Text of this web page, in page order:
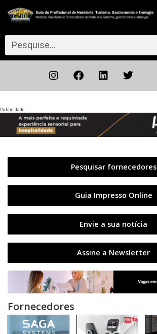
Publicidade
Pesquisar fornecedores
Guia Impresso Online
Envie a sua notícia
Assine a Newsletter
Fornecedores